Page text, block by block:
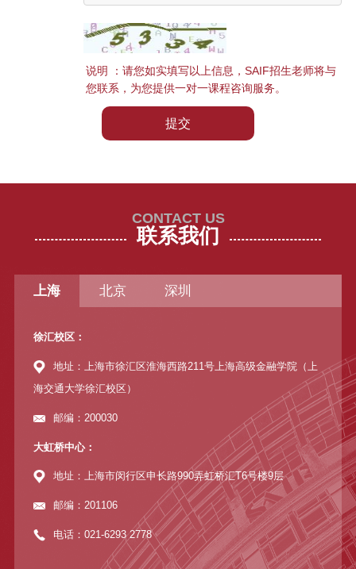
说明 ：请您如实填写以上信息，SAIF招生老师将与
您联系，为您提供一对一课程咨询服务。
提交
CONTACT US
联系我们
上海 北京 深圳
徐汇校区：
地址：上海市徐汇区淮海西路211号上海高级金融学院（上
海交通大学徐汇校区）
邮编：200030
大虹桥中心：
地址：上海市闵行区申长路990弄虹桥汇T6号楼9层
邮编：201106
电话：021-6293 2778